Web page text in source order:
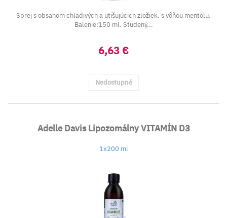
Sprej s obsahom chladivých a utišujúcich zložiek, s vôňou mentolu.
Balenie:150 ml. Studený...
6,63 €
Nedostupné
Adelle Davis Lipozomálny VITAMÍN D3
1x200 ml